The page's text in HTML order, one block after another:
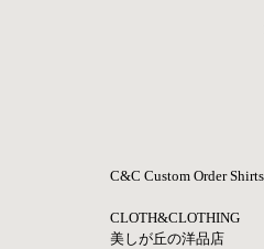
C&C Custom Order
CLOTH&CLOTHING
美しが丘の洋品店